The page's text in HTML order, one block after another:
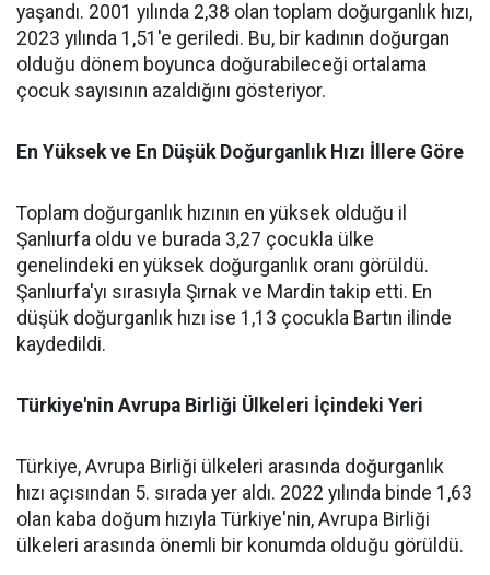
yaşandı. 2001 yılında 2,38 olan toplam doğurganlık hızı,
2023 yılında 1,51'e geriledi. Bu, bir kadının doğurgan
olduğu dönem boyunca doğurabileceği ortalama
çocuk sayısının azaldığını gösteriyor.
En Yüksek ve En Düşük Doğurganlık Hızı İllere Göre
Toplam doğurganlık hızının en yüksek olduğu il
Şanlıurfa oldu ve burada 3,27 çocukla ülke
genelindeki en yüksek doğurganlık oranı görüldü.
Şanlıurfa'yı sırasıyla Şırnak ve Mardin takip etti. En
düşük doğurganlık hızı ise 1,13 çocukla Bartın ilinde
kaydedildi.
Türkiye'nin Avrupa Birliği Ülkeleri İçindeki Yeri
Türkiye, Avrupa Birliği ülkeleri arasında doğurganlık
hızı açısından 5. sırada yer aldı. 2022 yılında binde 1,63
olan kaba doğum hızıyla Türkiye'nin, Avrupa Birliği
ülkeleri arasında önemli bir konumda olduğu görüldü.